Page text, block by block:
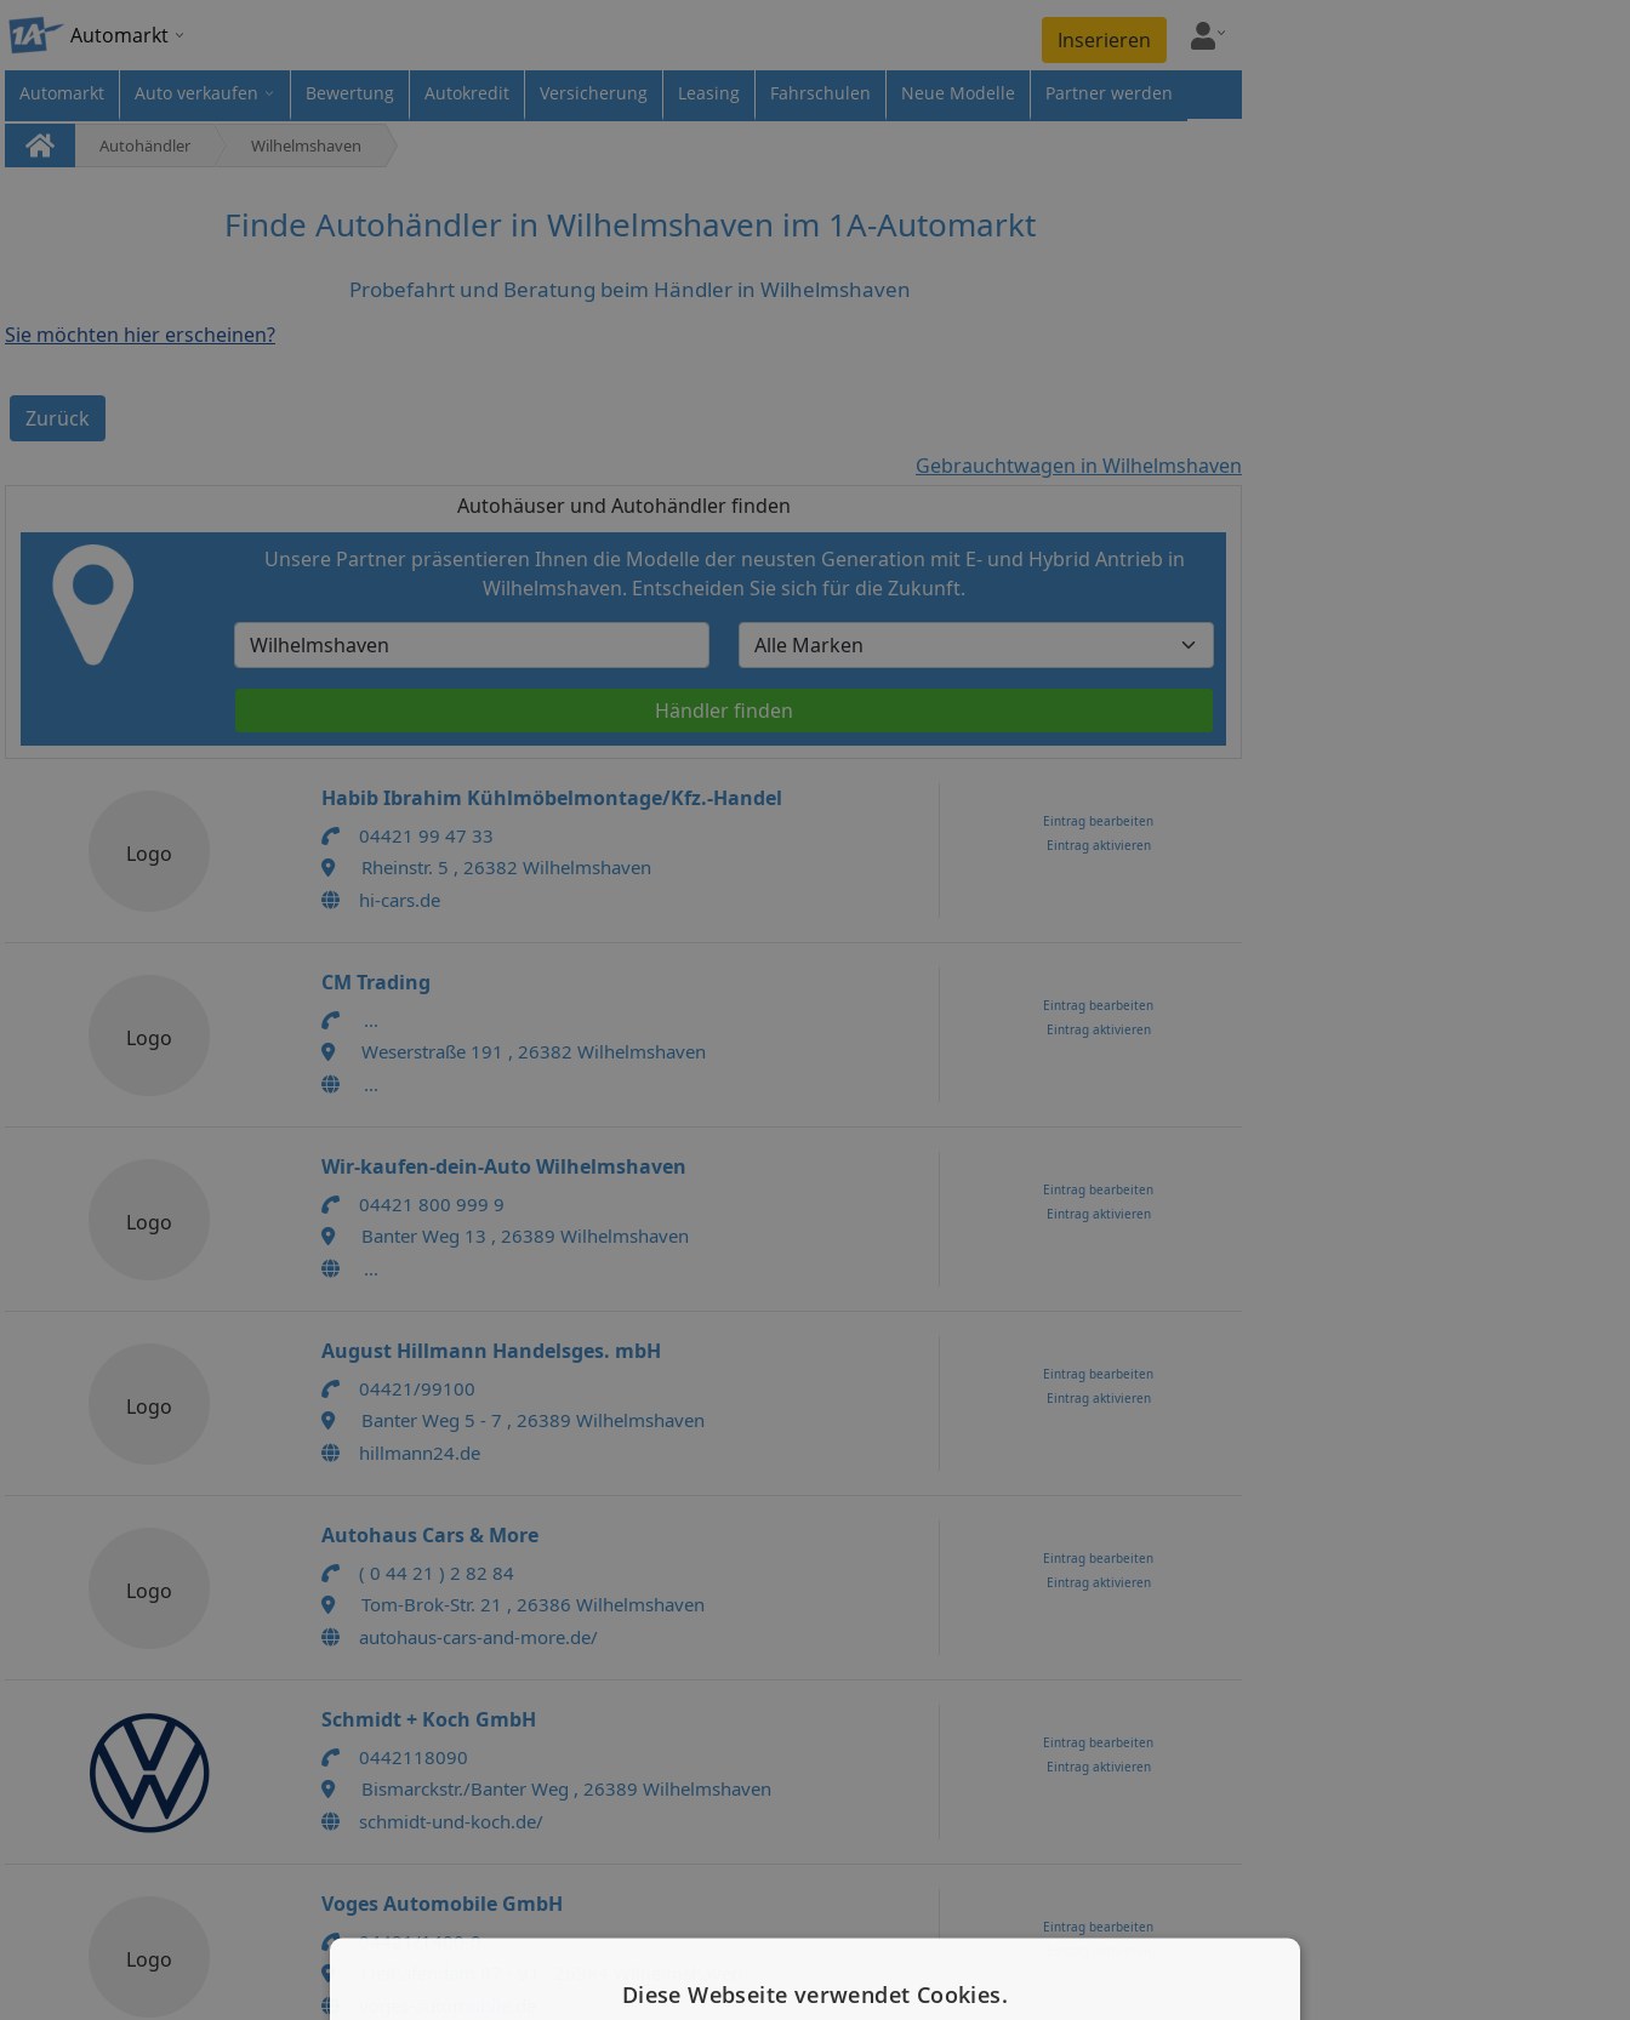
Automarkt Inserieren
Automarkt Auto verkaufen Bewertung Autokredit Versicherung Leasing Fahrschulen Neue Modelle Partner werden
Autohändler Wilhelmshaven
Finde Autohändler in Wilhelmshaven im 1A-Automarkt
Probefahrt und Beratung beim Händler in Wilhelmshaven
Sie möchten hier erscheinen?
Zurück
Gebrauchtwagen in Wilhelmshaven
Autohäuser und Autohändler finden
Unsere Partner präsentieren Ihnen die Modelle der neusten Generation mit E- und Hybrid Antrieb in
Wilhelmshaven. Entscheiden Sie sich für die Zukunft.
Händler finden
Logo
Habib Ibrahim Kühlmöbelmontage/Kfz.-Handel
04421 99 47 33
Rheinstr. 5 , 26382 Wilhelmshaven
hi-cars.de
Eintrag bearbeiten
Eintrag aktivieren
Logo
CM Trading
...
Weserstraße 191 , 26382 Wilhelmshaven
...
Eintrag bearbeiten
Eintrag aktivieren
Logo
Wir-kaufen-dein-Auto Wilhelmshaven
04421 800 999 9
Banter Weg 13 , 26389 Wilhelmshaven
...
Eintrag bearbeiten
Eintrag aktivieren
Logo
August Hillmann Handelsges. mbH
04421/99100
Banter Weg 5 - 7 , 26389 Wilhelmshaven
hillmann24.de
Eintrag bearbeiten
Eintrag aktivieren
Logo
Autohaus Cars & More
( 0 44 21 ) 2 82 84
Tom-Brok-Str. 21 , 26386 Wilhelmshaven
autohaus-cars-and-more.de/
Eintrag bearbeiten
Eintrag aktivieren
Schmidt + Koch GmbH
0442118090
Bismarckstr./Banter Weg , 26389 Wilhelmshaven
schmidt-und-koch.de/
Eintrag bearbeiten
Eintrag aktivieren
Logo
Voges Automobile GmbH
04421/1400-0
Eintrag bearbeiten
Diese Webseite verwendet Cookies.